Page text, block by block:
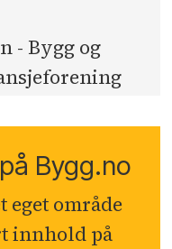
- Bygg og
Bygg.no
eget område
innhold på